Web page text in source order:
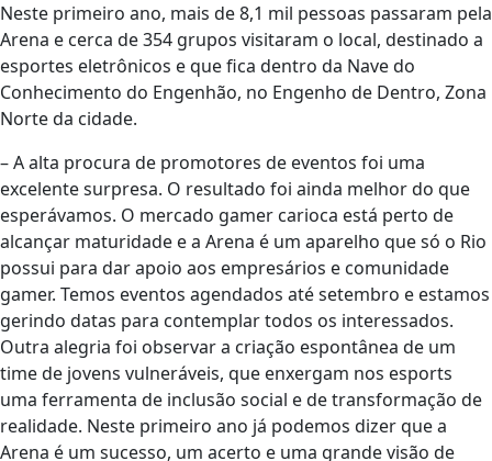
Neste primeiro ano, mais de 8,1 mil pessoas passaram pela
Arena e cerca de 354 grupos visitaram o local, destinado a
esportes eletrônicos e que fica dentro da Nave do
Conhecimento do Engenhão, no Engenho de Dentro, Zona
Norte da cidade.
– A alta procura de promotores de eventos foi uma
excelente surpresa. O resultado foi ainda melhor do que
esperávamos. O mercado gamer carioca está perto de
alcançar maturidade e a Arena é um aparelho que só o Rio
possui para dar apoio aos empresários e comunidade
gamer. Temos eventos agendados até setembro e estamos
gerindo datas para contemplar todos os interessados.
Outra alegria foi observar a criação espontânea de um
time de jovens vulneráveis, que enxergam nos esports
uma ferramenta de inclusão social e de transformação de
realidade. Neste primeiro ano já podemos dizer que a
Arena é um sucesso, um acerto e uma grande visão de